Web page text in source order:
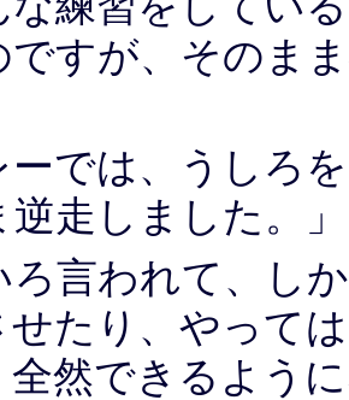
ですが、そのま
ーでは、うしろ
走しました。」
ろ言われて、し
せたり、やって
全然できるよう